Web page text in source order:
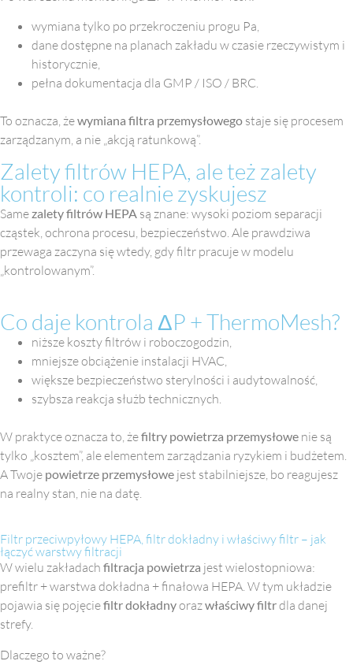
wymiana tylko po przekroczeniu progu Pa,
dane dostępne na planach zakładu w czasie rzeczywistym i
historycznie,
pełna dokumentacja dla GMP / ISO / BRC.
To oznacza, żewymiana filtra przemysłowego staje się procesem
zarządzanym, a nie „akcją ratunkową”.
Zalety filtrów HEPA, ale też zalety
kontroli: co realnie zyskujesz
Samezalety filtrów HEPA są znane: wysoki poziom separacji
cząstek, ochrona procesu, bezpieczeństwo. Ale prawdziwa
przewaga zaczyna się wtedy, gdy filtr pracuje w modelu
„kontrolowanym”.
Co daje kontrola ΔP + ThermoMesh?
niższe koszty filtrów i roboczogodzin,
mniejsze obciążenie instalacji HVAC,
większe bezpieczeństwo sterylności i audytowalność,
szybsza reakcja służb technicznych.
W praktyce oznacza to, żefiltry powietrza przemysłowe nie są
tylko „kosztem”, ale elementem zarządzania ryzykiem i budżetem.
A Twoje powietrze przemysłowe jest stabilniejsze, bo reagujesz
na realny stan, nie na datę.
Filtr przeciwpyłowy HEPA, filtr dokładny i właściwy filtr – jak
łączyć warstwy filtracji
W wielu zakładach filtracja powietrza jest wielostopniowa:
prefiltr + warstwa dokładna + finałowa HEPA. W tym układzie
pojawia się pojęciefiltr dokładnyorazwłaściwy filtrdla danej
strefy.
Dlaczego to ważne?